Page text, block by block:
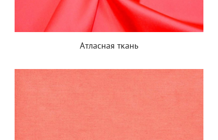
Атласная ткань